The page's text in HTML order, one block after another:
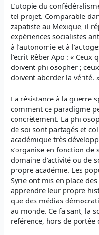
L’utopie du
tel projet. Comparable
zapatiste au Mexique, il
expériences socialistes
à l’autonomie et à
l’écrit Rêber Apo : «
doivent philosopher ;
doivent aborder la vérité. »
La résistance à la guerre
comment ce paradigme
concrètement. La
de soi sont partagés et
académique très
s’organise en fonction de
domaine d’activité ou de
propre académie. Les
Syrie ont mis en place
apprendre leur propre
que des médias
au monde. Ce faisant, la
référence, hors de portée